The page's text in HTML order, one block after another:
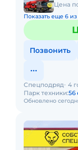
Цена
Показать еще 6 из
Позвонить
Обновлено
Спецподряд 4
Парк техники:56